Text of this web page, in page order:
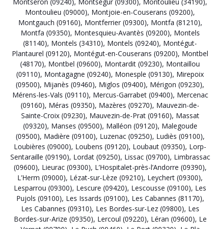
Montseron (09240), Montségur (09300), Montoulieu (34190),
Montoulieu (09000), Montjoie-en-Couserans (09200),
Montgauch (09160), Montferrier (09300), Montfa (81210),
Montfa (09350), Montesquieu-Avantès (09200), Montels
(81140), Montels (34310), Montels (09240), Montégut-
Plantaurel (09120), Montégut-en-Couserans (09200), Montbel
(48170), Montbel (09600), Montardit (09230), Montaillou
(09110), Montagagne (09240), Monesple (09130), Mirepoix
(09500), Mijanès (09460), Miglos (09400), Mérigon (09230),
Mérens-les-Vals (09110), Mercus-Garrabet (09400), Mercenac
(09160), Méras (09350), Mazères (09270), Mauvezin-de-
Sainte-Croix (09230), Mauvezin-de-Prat (09160), Massat
(09320), Manses (09500), Malléon (09120), Malegoude
(09500), Madière (09100), Luzenac (09250), Ludiès (09100),
Loubières (09000), Loubens (09120), Loubaut (09350), Lorp-
Sentaraille (09190), Lordat (09250), Lissac (09700), Limbrassac
(09600), Lieurac (09300), L’Hospitalet-près-l’Andorre (09390),
L’Herm (09000), Lézat-sur-Lèze (09210), Leychert (09300),
Lesparrou (09300), Lescure (09420), Lescousse (09100), Les
Pujols (09100), Les Issards (09100), Les Cabannes (81170),
Les Cabannes (09310), Les Bordes-sur-Lez (09800), Les
Bordes-sur-Arize (09350), Lercoul (09220), Léran (09600), Le